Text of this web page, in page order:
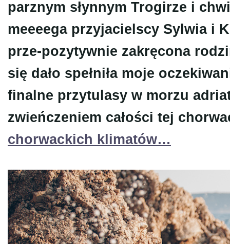
parznym słynnym Trogirze i
meeeega przyjacielscy Sylwia i
prze-pozytywnie zakręcona
się dało spełniła moje
finalne przytulasy w morzu
zwieńczeniem całości tej
chorwackich klimatów…